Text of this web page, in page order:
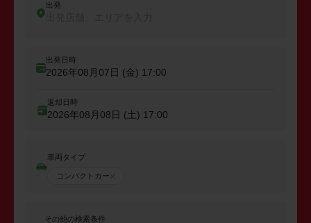
出発
出発日時
2026年08月07日 (金) 17:00
返却日時
2026年08月08日 (土) 17:00
車両タイプ
コンパクトカー
その他の検索条件